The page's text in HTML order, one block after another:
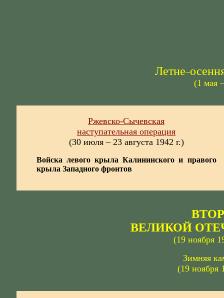
Летне–
(1 мая –
Ржевско-Сычевская
наступательная операция
(30 июля – 23 августа 1942 г.)
Войска левого крыла Калининского и правого
крыла Западного фронтов
ВЕЛИКОЙ
(19 ноября
Зимняя
(19 ноября